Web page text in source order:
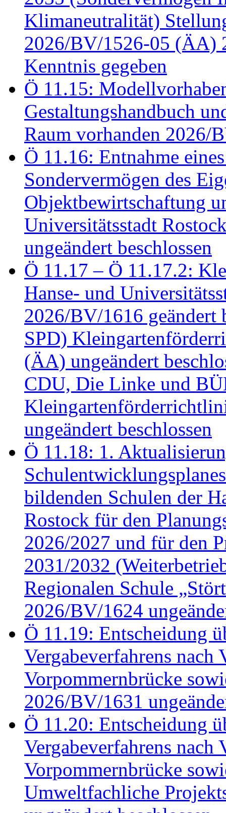
Klimaneutralität)
2026/BV/1526-05 (ÄA)
Kenntnis gegeben
Ö 11.15:
Gestaltungshandbuch
Raum vorhanden 2026/
Ö 11.16: Entnahme
Sondervermögen des
Objektbewirtschaftung
Universitätsstadt
ungeändert beschlossen
Ö 11.17 – Ö 11.17.2:
Hanse- und
2026/BV/1616 geändert
SPD)
(ÄA) ungeändert
CDU, Die Linke und
ungeändert beschlossen
Ö 11.18: 1.
bildenden Schulen der
Rostock für den
2026/2027 und für den
2031/2032
Regionalen Schule
2026/BV/1624
Ö 11.19: Entscheidung
Vergabeverfahrens
Vorpommernbrücke
2026/BV/1631
Ö 11.20: Entscheidung
Vergabeverfahrens
Vorpommernbrücke
Umweltfachliche